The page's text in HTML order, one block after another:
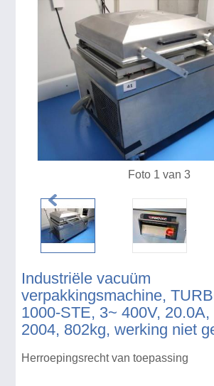
Industriële vacuüm
verpakkingsmachine,
1000-STE, 3~ 400V,
2004, 802kg, werking niet
Herroepingsrecht van toepassing
Foto 1 van 3